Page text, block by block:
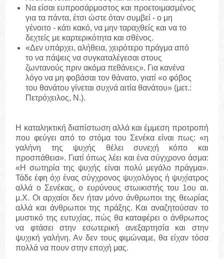
Να είσαι ευπροσάρμοστος και προετοιμασμένος
για τα πάντα, έτσι ώστε όταν συμβεί - ο μη
γένοιτο - κάτι κακό, να μην ταραχθείς και να το
δεχτείς με καρτερικότητα και σθένος.
«Δεν υπάρχει, αλήθεια, χειρότερο πράγμα από
το να πάψεις να συγκαταλέγεσαι στους
ζωντανούς πριν ακόμα πεθάνεις». Για κανένα
λόγο να μη φοβάσαι τον θάνατο, γιατί «ο φόβος
του θανάτου γίνεται συχνά αιτία θανάτου» (μετ.:
Πετρόχειλος, Ν.).
Η καταληκτική διαπίστωση αλλά και έμμεση προτροπή
που φεύγει από το στόμα του Σενέκα είναι πως: «η
γαλήνη της ψυχής θέλει συνεχή κόπο και
προσπάθεια». Γιατί όπως λέει και ένα σύγχρονο άσμα:
«Η σωτηρία της ψυχής είναι πολύ μεγάλο πράγμα».
Τάδε έφη όχι ένας σύγχρονος ψυχολόγος ή ψυχίατρος
αλλά ο Σενέκας, ο ευρύνους στωικιστής του 1ου αι.
μ.Χ. Οι αρχαίοι δεν ήταν μόνο άνθρωποι της θεωρίας
αλλά και άνθρωποι της πράξης. Και αναζητούσαν το
μυστικό της ευτυχίας, πώς θα καταφέρει ο άνθρωπος
να φτάσει στην εσωτερική ανεξαρτησία και στην
ψυχική γαλήνη. Αν δεν τους φιμώναμε, θα είχαν τόσα
πολλά να πουν στην εποχή μας.